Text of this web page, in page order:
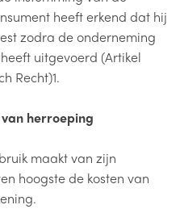
heeft erkend dat hij
zodra de onderneming
uitgevoerd (Artikel
Recht)1.
herroeping
maakt van zijn
hoogste de kosten van